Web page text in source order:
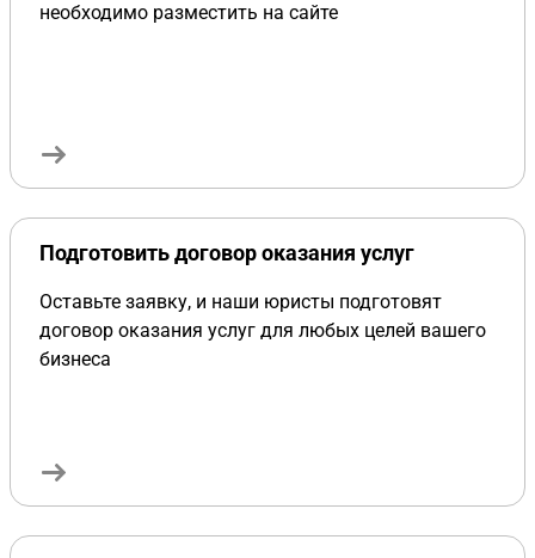
необходимо разместить на сайте
Подготовить договор оказания услуг
Оставьте заявку, и наши юристы подготовят
договор оказания услуг для любых целей вашего
бизнеса